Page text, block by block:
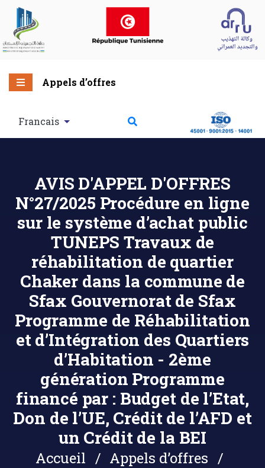
Appels d’offres
Francais
AVIS D'APPEL D'OFFRES
N°27/2025 Procédure en ligne
sur le système d’achat public
TUNEPS Travaux de
réhabilitation de quartier
Chaker dans la commune de
Sfax Gouvernorat de Sfax
Programme de Réhabilitation
et d’Intégration des Quartiers
d’Habitation - 2ème
génération Programme
financé par : Budget de l’Etat,
Don de l’UE, Crédit de l’AFD et
un Crédit de la BEI
Accueil
Appels d’offres